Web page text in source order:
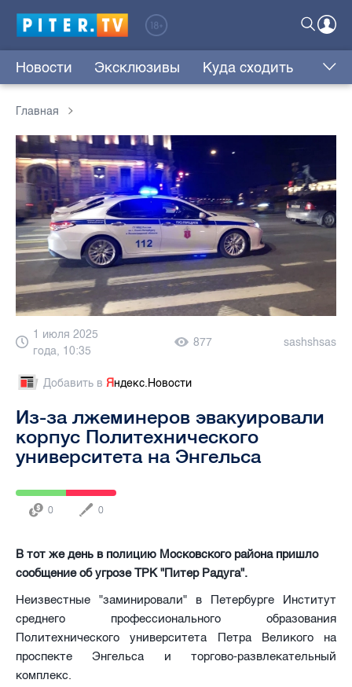
Новости Эксклюзивы Куда сходить
Главная
1 июля 2025
года, 10:35
877 sashshsas
Добавить в Яндекс.Новости
Из-за лжеминеров эвакуировали
корпус Политехнического
университета на Энгельса
0 0
В тот же день в полицию Московского района пришло
сообщение об угрозе ТРК "Питер Радуга".
Неизвестные "заминировали" в Петербурге Институт
среднего профессионального образования
Политехнического университета Петра Великого на
проспекте Энгельса и торгово-развлекательный
комплекс.